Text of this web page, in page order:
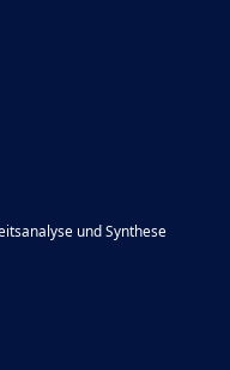
und Synthese